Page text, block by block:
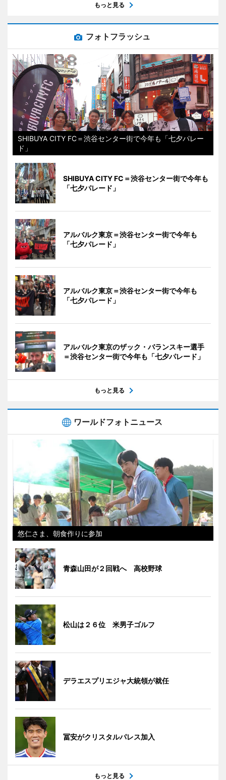
もっと見る
フォトフラッシュ
SHIBUYA CITY FC＝渋谷センター街で今年も「七夕パレー
ド」
SHIBUYA CITY FC＝渋谷センター街で今年も
「七夕パレード」
アルバルク東京＝渋谷センター街で今年も
「七夕パレード」
アルバルク東京＝渋谷センター街で今年も
「七夕パレード」
アルバルク東京のザック・バランスキー選手
＝渋谷センター街で今年も「七夕パレード」
もっと見る
ワールドフォトニュース
悠仁さま、朝食作りに参加
青森山田が２回戦へ 高校野球
松山は２６位 米男子ゴルフ
デラエスプリエジャ大統領が就任
冨安がクリスタルパレス加入
もっと見る